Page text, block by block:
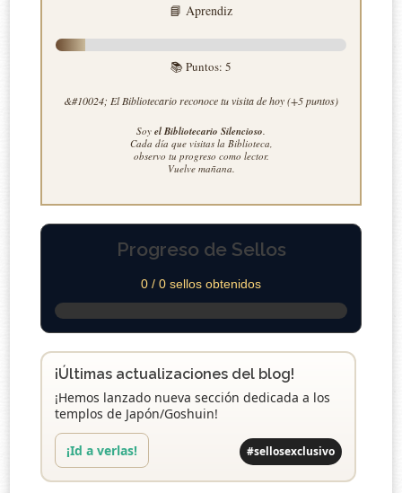
📘 Aprendiz
📚 Puntos: 5
&#10024; El Bibliotecario reconoce tu visita de hoy (+5 puntos)
Soy el Bibliotecario Silencioso.
Cada día que visitas la Biblioteca,
observo tu progreso como lector.
Vuelve mañana.
Progreso de Sellos
0 / 0 sellos obtenidos
¡Últimas actualizaciones del blog!
¡Hemos lanzado nueva sección dedicada a los
templos de Japón/Goshuin!
¡Id a verlas! #sellosexclusivo